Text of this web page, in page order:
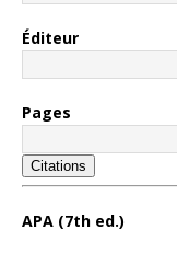
Éditeur
Pages
Citations
APA (7th ed.)